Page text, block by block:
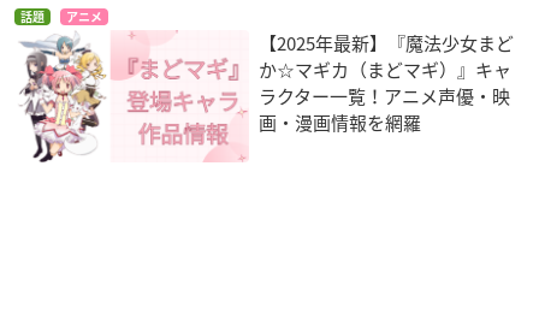
話題 アニメ
【2025年最新】『魔法少女まど
か☆マギカ（まどマギ）』キャ
ラクター一覧！アニメ声優・映
画・漫画情報を網羅